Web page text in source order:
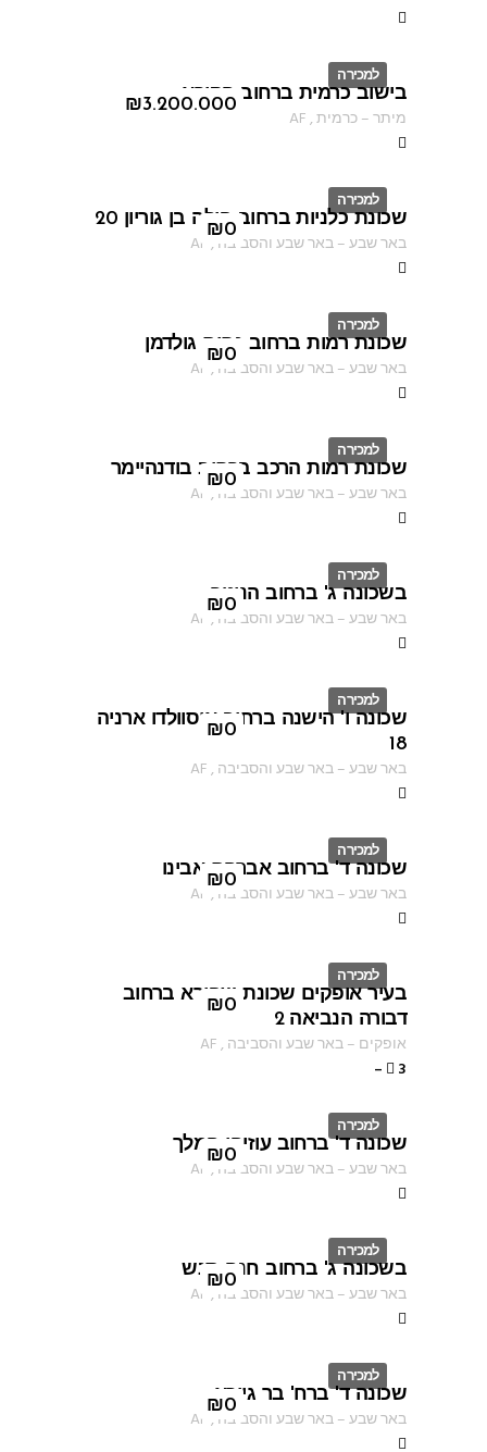
למכירה
ID
₪3.200.000
בישוב כרמית ברחוב הקורא
מיתר–כרמית,
AF
למכירה
ID
₪0
שכונת כלניות ברחוב פולה בן גוריון 20
באר שבע–באר שבע והסביבה ,
AF
למכירה
ID
₪0
שכונת רמות ברחוב נחום גולדמן
באר שבע–באר שבע והסביבה ,
AF
למכירה
ID
₪0
שכונת רמות הרכב ברחוב בודנהיימר
באר שבע–באר שבע והסביבה ,
AF
למכירה
ID
₪0
בשכונה ג' ברחוב הנוטר
באר שבע–באר שבע והסביבה ,
AF
למכירה
ID
₪0
שכונה ו' הישנה ברחוב אוסוולדו ארניה
18
באר שבע–באר שבע והסביבה ,
AF
למכירה
ID
₪0
שכונה ד' ברחוב אברהם אבינו
באר שבע–באר שבע והסביבה ,
AF
למכירה
ID
₪0
בעיר אופקים שכונת שפירא ברחוב
דבורה הנביאה 2
אופקים –באר שבע והסביבה ,
AF
3
–
למכירה
ID
₪0
שכונה ד' ברחוב עוזיהו המלך
באר שבע–באר שבע והסביבה ,
AF
למכירה
ID
₪0
בשכונה ג' ברחוב חנה סנש
באר שבע–באר שבע והסביבה ,
AF
למכירה
ID
₪0
שכונה ד' ברח' בר גיורא
באר שבע–באר שבע והסביבה ,
AF